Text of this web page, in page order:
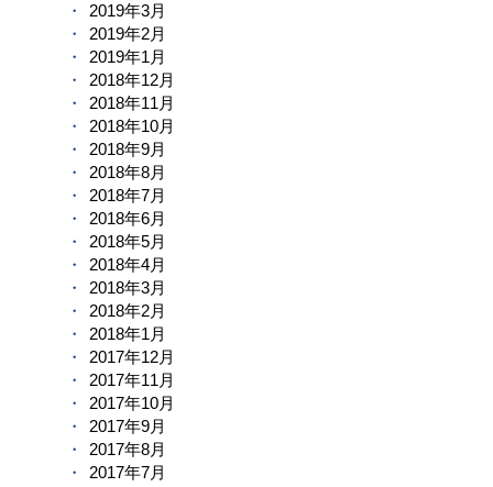
2019年3月
2019年2月
2019年1月
2018年12月
2018年11月
2018年10月
2018年9月
2018年8月
2018年7月
2018年6月
2018年5月
2018年4月
2018年3月
2018年2月
2018年1月
2017年12月
2017年11月
2017年10月
2017年9月
2017年8月
2017年7月